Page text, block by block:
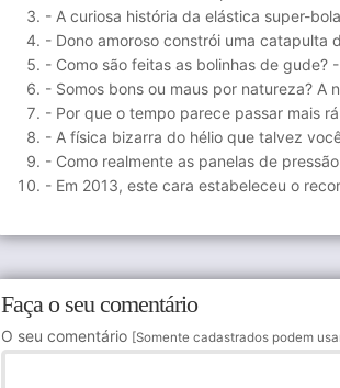
- A curiosa história da elástica super-
- Dono amoroso constrói uma catapulta
- Como são feitas as bolinhas de gude? -
- Somos bons ou maus por natureza?
- Por que o tempo parece passar mais
- A física bizarra do hélio que talvez
- Como realmente as panelas de
- Em 2013, este cara estabeleceu o
Faça o seu comentário
O seu comentário [Somente cadastrados podem